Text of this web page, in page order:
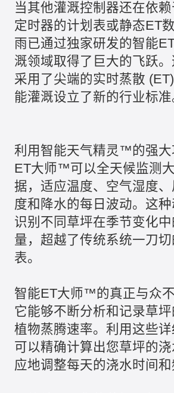
当其他灌溉控制器还在依
定时器的计划表或静态ET
雨已通过独家研发的智能
溉领域取得了巨大的飞跃
采用了尖端的实时蒸散
能灌溉设立了新的行业标准
利用智能天气精灵™的强大
ET大师™可以全天候监测
据，适应温度、空气湿度
度和降水的每日波动。这
识别不同草坪在季节变化
量，超越了传统系统一刀切
表。
智能ET大师™的真正与众
它能够不断分析和记录草
植物蒸腾速率。利用这些
可以精确计算出您草坪的
应地调整每天的浇水时间和